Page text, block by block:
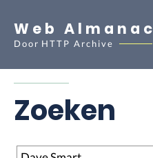
Web Almanac
Door HTTP Archive
Zoeken
Zoeken